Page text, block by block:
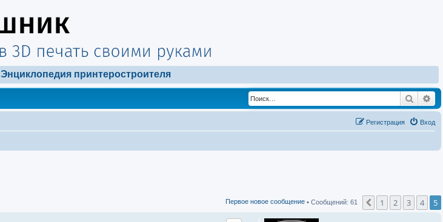
Энциклопедия принтеростроителя
Поиск
Вход
Регистрация
Первое новое сообщение • Сообщений: 61 Пред.
1 2 3 4 5